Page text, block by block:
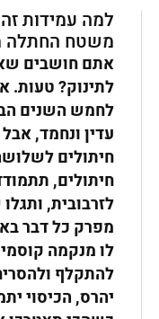
למה עמידות
משטח החתלה
אתם חושבים
לתינוק? טעות.
לחמש השנים
עדין ונחמד,
חיתולים
חיתולים,
לזרבובית,
מפרק כל דבר
לו מנקמה
להתקלף
יהרס, הכיסוי